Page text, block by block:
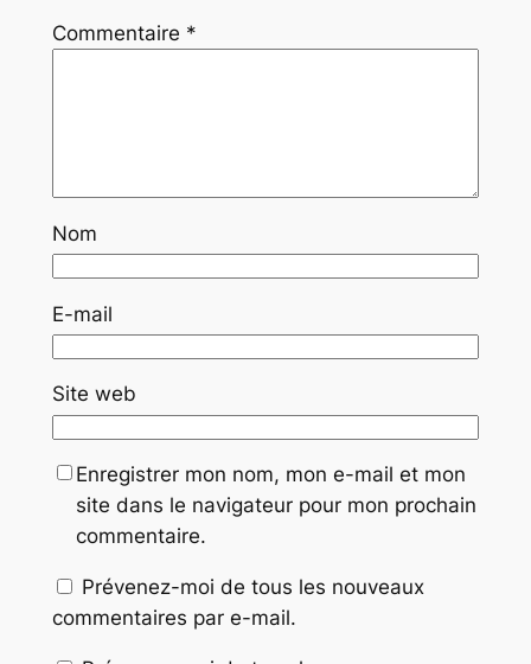
Commentaire *
Nom
E-mail
Site web
Enregistrer mon nom, mon e-mail et mon
site dans le navigateur pour mon prochain
commentaire.
Prévenez-moi de tous les nouveaux
commentaires par e-mail.